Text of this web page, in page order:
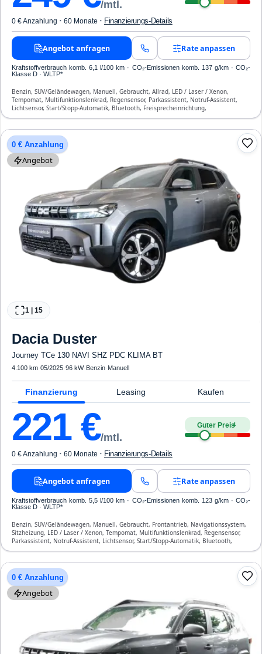
/mtl.
0 € Anzahlung · 60 Monate · Finanzierungs-Details
Angebot anfragen Rate anpassen
Kraftstoffverbrauch komb. 6,1 l/100 km · CO₂-Emissionen komb. 137 g/km · CO₂-
Klasse D · WLTP*
Benzin, SUV/Geländewagen, Manuell, Gebraucht, Allrad, LED / Laser / Xenon,
Tempomat, Multifunktionslenkrad, Regensensor, Parkassistent, Notruf-Assistent,
Lichtsensor, Start/Stopp-Automatik, Bluetooth, Freisprecheinrichtung,
Verkehrszeichen-Erkennung, ESP, ABS, Klimatisierung, Front- und Seiten-Airbags
0 € Anzahlung
Angebot
1 15
Dacia Duster
Journey TCe 130 NAVI SHZ PDC KLIMA BT
4.100 km·05/2025·96 kW· Benzin· Manuell
Finanzierung Leasing Kaufen
221€/mtl.
Guter Preis4
0 € Anzahlung · 60 Monate · Finanzierungs-Details
Angebot anfragen Rate anpassen
Kraftstoffverbrauch komb. 5,5 l/100 km · CO₂-Emissionen komb. 123 g/km · CO₂-
Klasse D · WLTP*
Benzin, SUV/Geländewagen, Manuell, Gebraucht, Frontantrieb, Navigationssystem,
Sitzheizung, LED / Laser / Xenon, Tempomat, Multifunktionslenkrad, Regensensor,
Parkassistent, Notruf-Assistent, Lichtsensor, Start/Stopp-Automatik, Bluetooth,
Freisprecheinrichtung, Verkehrszeichen-Erkennung, ESP, ABS, Klimaautomatik,
0 € Anzahlung
Angebot